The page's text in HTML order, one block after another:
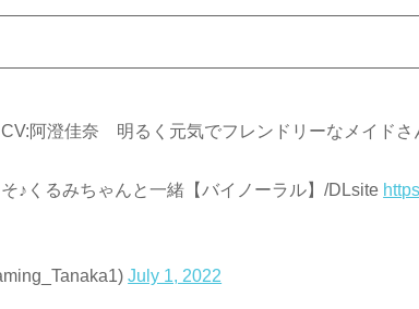
CV:阿澄佳奈 明るく元気でフレンドリーなメイドさ
♪くるみちゃんと一緒【バイノーラル】/DLsite
July 1, 2022